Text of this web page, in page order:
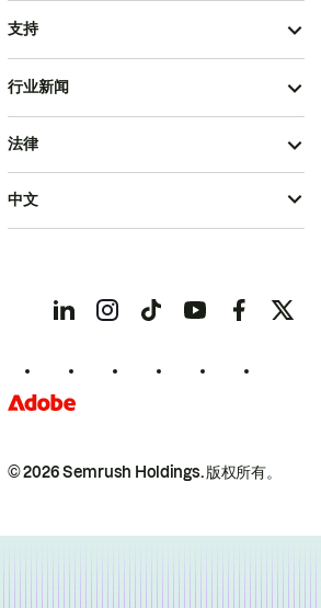
支持
行业新闻
© 2026 Semrush Holdings.版权所有。
法律
中文